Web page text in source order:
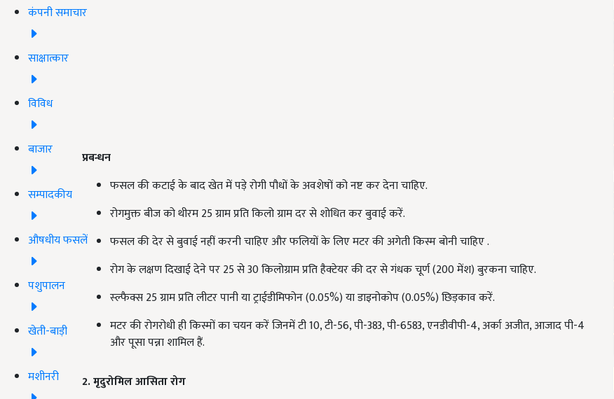
कंपनी समाचार
साक्षात्कार
विविध
बाजार
सम्पादकीय
औषधीय फसलें
पशुपालन
खेती-बाड़ी
मशीनरी
प्रबन्धन
फसल की कटाई के बाद खेत में पड़े रोगी पौधों के अवशेषों को नष्ट कर देना चाहिए.
रोगमुक्त बीज को थीरम 25 ग्राम प्रति किलो ग्राम दर से शोधित कर बुवाई करें.
फसल की देर से बुवाई नहीं करनी चाहिए और फलियों के लिएमटर की अगेती किस्म बोनी चाहिए .
रोग के लक्षण दिखाई देने पर 25से30किलोग्राम प्रति हैक्टेयर की दर से गंधक चूर्ण(200मेंश)बुरकना चाहिए.
स्ल्फैक्स 25ग्राम प्रति लीटर पानी या ट्राईडीमिफोन (0.05%) या डाइनोकोप (0.05%) छिड़काव करें.
मटर की रोगरोधी ही किस्मों का चयन करें जिनमें टी 10,टी-56,पी-383,पी-6583,एनडीवीपी-4,अर्का अजीत,आजाद पी-4
और पूसा पन्ना शामिल हैं.
2. मृदुरोमिल आसिता रोग